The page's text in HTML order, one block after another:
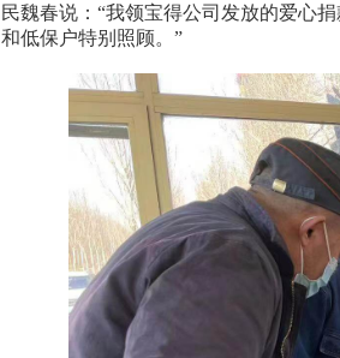
民魏春说：“我领宝得公司发放的爱心
和低保户特别照顾。”